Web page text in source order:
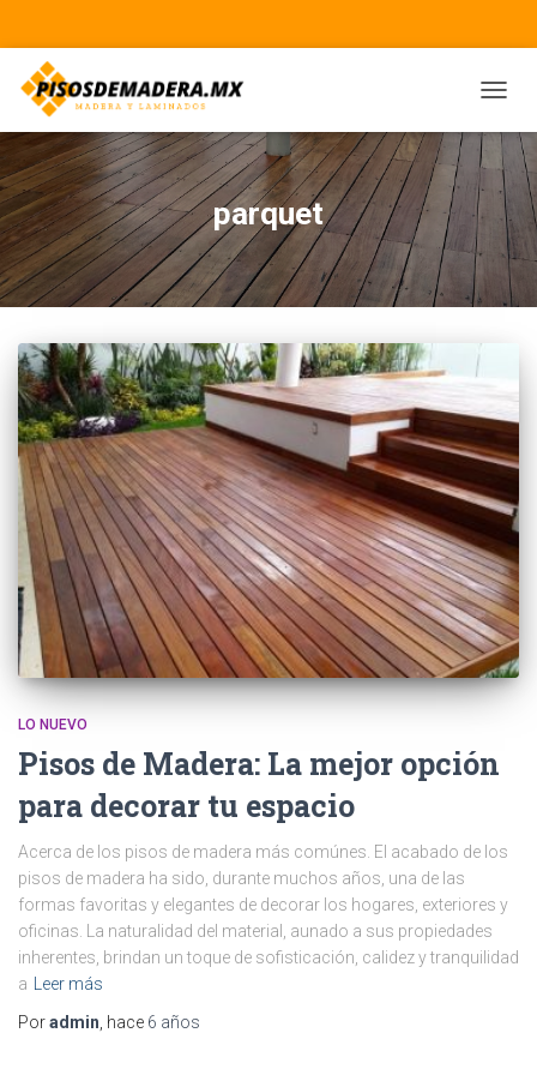
parquet
LO NUEVO
Pisos de Madera: La mejor opción
para decorar tu espacio
Acerca de los pisos de madera más comúnes. El acabado de los
pisos de madera ha sido, durante muchos años, una de las
formas favoritas y elegantes de decorar los hogares, exteriores y
oficinas. La naturalidad del material, aunado a sus propiedades
inherentes, brindan un toque de sofisticación, calidez y tranquilidad
a
Leer más
Poradmin , hace 6 años